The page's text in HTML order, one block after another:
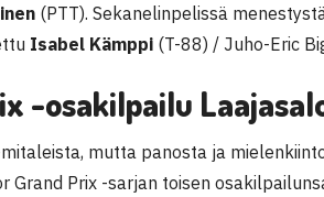
(PTT). Sekanelinpelissä
Isabel Kämppi (T-88) / Juho-Eric
-osakilpailu
mutta panosta ja
Prix -sarjan toisen